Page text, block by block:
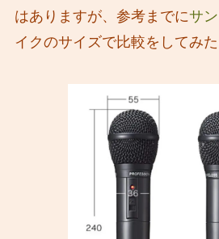
はありますが、参考までにサ
イクのサイズで比較をしてみた